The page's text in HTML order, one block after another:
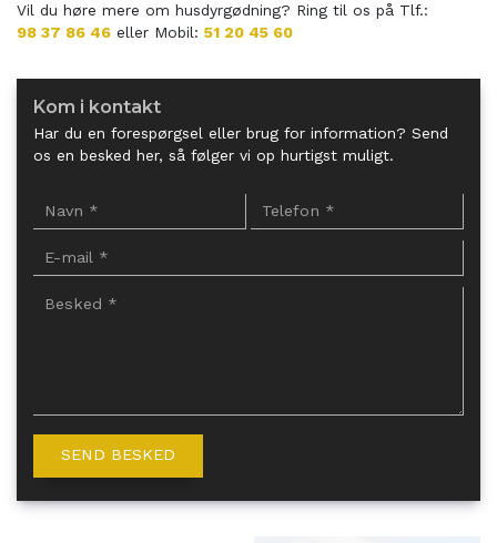
Vil du høre mere om husdyrgødning? Ring til os på Tlf.:
98 37 86 46 eller Mobil: 51 20 45 60
Kom i kontakt
Har du en forespørgsel eller brug for information? Send
os en besked her, så følger vi op hurtigst muligt.